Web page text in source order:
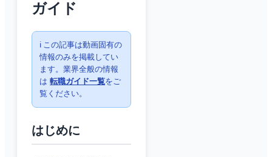
ガイド
ℹ️ この記事は動画固有の
情報のみを掲載してい
ます。業界全般の情報
は 転職ガイド一覧をご
覧ください。
はじめに